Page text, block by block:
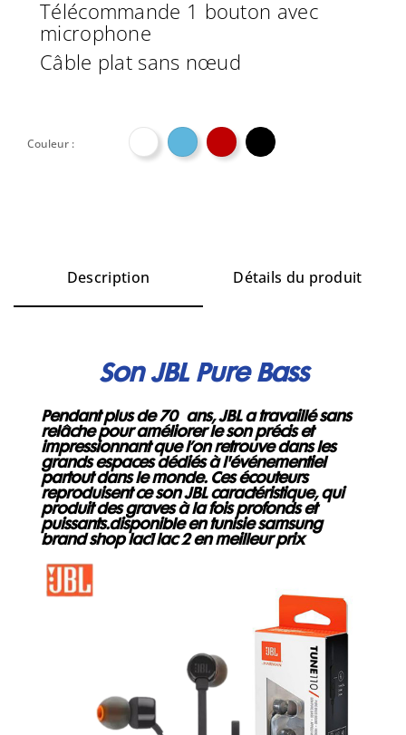
Télécommande 1 bouton avec
microphone
Câble plat sans nœud
Couleur :
Description Détails du produit
Son JBL Pure Bass
Pendant plus de 70 ans, JBL a travaillé sans
relâche pour améliorer le son précis et
impressionnant que l’on retrouve dans les
grands espaces dédiés à l'événementiel
partout dans le monde. Ces écouteurs
reproduisent ce son JBL caractéristique, qui
produit des graves à la fois profonds et
puissants.disponible en tunisie samsung
brand shop lac1 lac 2 en meilleur prix